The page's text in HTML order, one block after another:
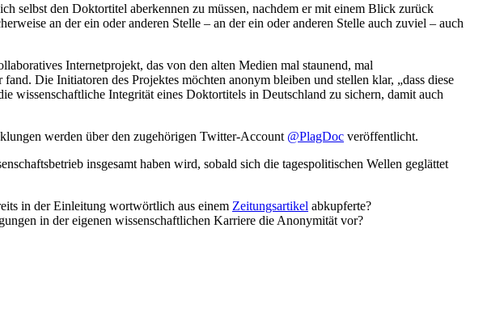
selbst den Doktortitel aberkennen zu müssen, nachdem er mit einem Blick zurück
an der ein oder anderen Stelle – an der ein oder anderen Stelle auch zuviel – auch
Internetprojekt, das von den alten Medien mal staunend, mal
Die Initiatoren des Projektes möchten anonym bleiben und stellen klar, „dass diese
wissenschaftliche Integrität eines Doktortitels in Deutschland zu sichern, damit auch
werden über den zugehörigen Twitter-Account @PlagDoc veröffentlicht.
insgesamt haben wird, sobald sich die tagespolitischen Wellen geglättet
in der Einleitung wortwörtlich aus einem Zeitungsartikel abkupferte?
in der eigenen wissenschaftlichen Karriere die Anonymität vor?